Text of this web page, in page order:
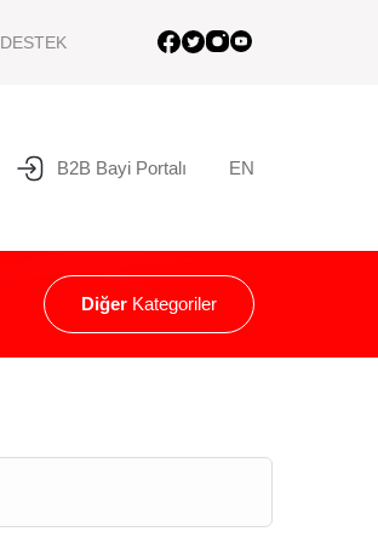
DESTEK
B2B Bayi Portalı EN
Diğer Kategoriler